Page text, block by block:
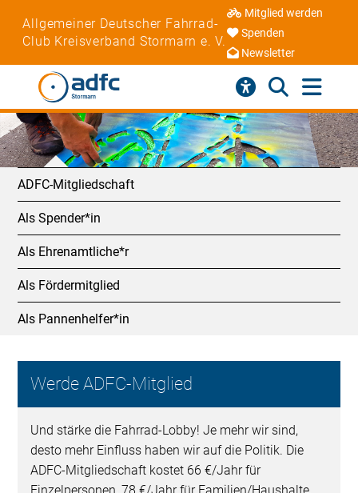
Allgemeiner Deutscher Fahrrad-
Club Kreisverband Stormarn e. V.
Mitglied werden
Spenden
Newsletter
ADFC-Mitgliedschaft
Als Spender*in
Als Ehrenamtliche*r
Als Fördermitglied
Als Pannenhelfer*in
Werde ADFC-Mitglied
Und stärke die Fahrrad-Lobby! Je mehr wir sind,
desto mehr Einfluss haben wir auf die Politik. Die
ADFC-Mitgliedschaft kostet 66 €/Jahr für